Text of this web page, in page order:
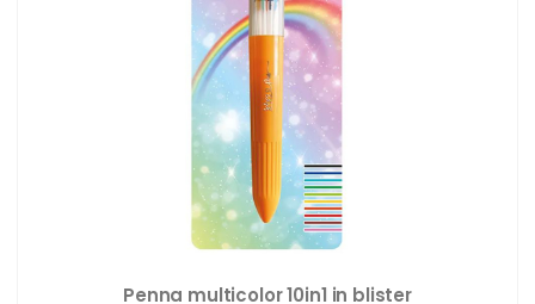
Penna multicolor 10in1 in blister